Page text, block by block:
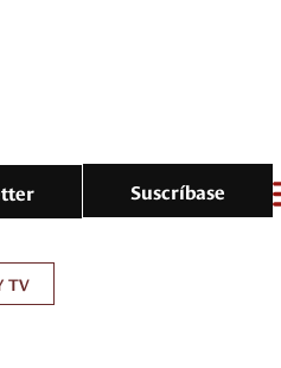
Suscríbase
TV